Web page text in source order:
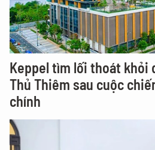
Keppel tìm lối thoát khỏi
Thủ Thiêm sau cuộc
chính